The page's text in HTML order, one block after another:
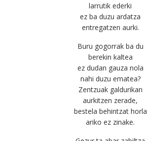
larrutik ederki
ez ba duzu ardatza
entregatzen aurki.
Buru gogorrak ba du
berekin kaltea
ez dudan gauza nola
nahi duzu ematea?
Zentzuak galdurikan
aurkitzen zerade,
bestela behintzat horla
ariko ez zinake.